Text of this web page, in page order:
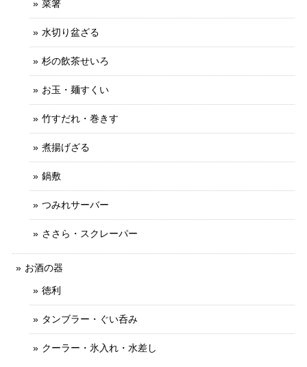
菜箸
水切り盆ざる
杉の飲茶せいろ
お玉・麺すくい
竹すだれ・巻きす
煮揚げざる
鍋敷
つみれサーバー
ささら・スクレーパー
お酒の器
徳利
タンブラー・ぐい呑み
クーラー・氷入れ・水差し